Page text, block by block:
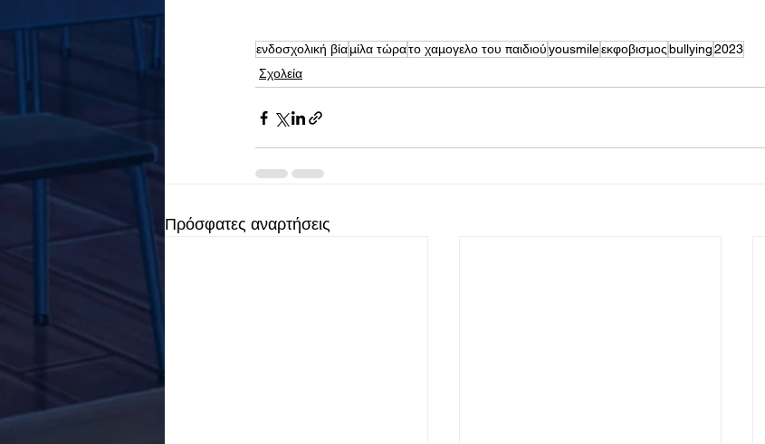
ενδοσχολική βίαμίλα τώρατο χαμογελο του παιδιούyousmileεκφοβισμοςbullying2023
Σχολεία
Πρόσφατες αναρτήσεις